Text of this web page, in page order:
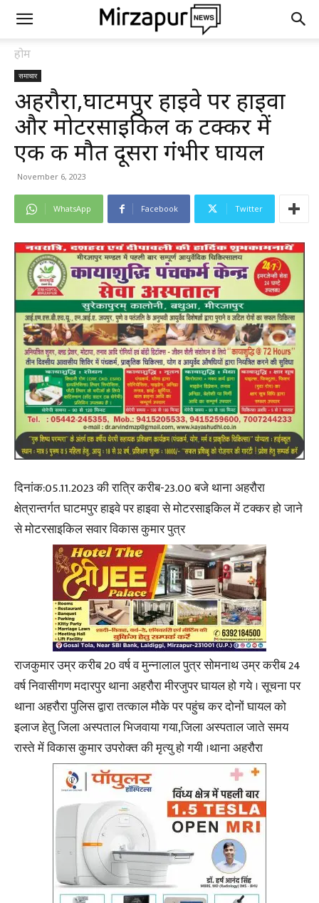
होम
समाचार
अहरौरा,घाटमपुर हाइवे पर हाइवा
और मोटरसाइकिल की टक्कर में
एक की मौत दूसरा गंभीर घायल
November 6, 2023
WhatsApp Facebook Twitter
दिनांक:05.11.2023 की रात्रि करीब-23.00 बजे थाना अहरौरा
क्षेत्रान्तर्गत घाटमपुर हाइवे पर हाइवा से मोटरसाइकिल में टक्कर हो जाने
से मोटरसाइकिल सवार विकास कुमार पुत्र
राजकुमार उम्र करीब 20 वर्ष व मुन्नालाल पुत्र सोमनाथ उम्र करीब 24
वर्ष निवासीगण मदारपुर थाना अहरौरा मीरजुपर घायल हो गये । सूचना पर
थाना अहरौरा पुलिस द्वारा तत्काल मौके पर पहुंच कर दोनों घायल को
इलाज हेतु जिला अस्पताल भिजवाया गया,जिला अस्पताल जाते समय
रास्ते में विकास कुमार उपरोक्त की मृत्यु हो गयी ।थाना अहरौरा